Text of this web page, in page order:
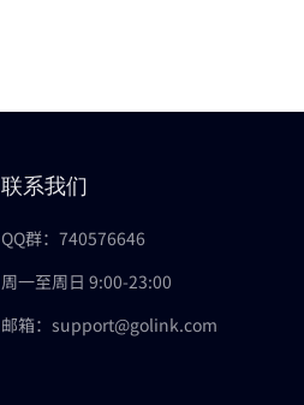
联系我们
QQ群：740576646
周一至周日 9:00-23:00
邮箱：support@golink.com